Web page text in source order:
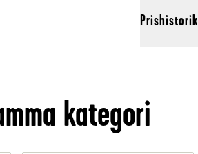
Prishistorik
kategori